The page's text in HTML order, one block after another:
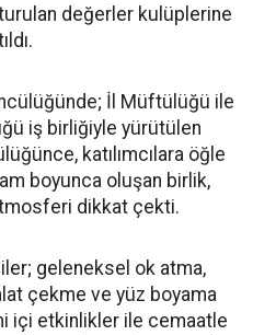
değerler kulüplerine
İl Müftülüğü ile
iş birliğiyle yürütülen
katılımcılara öğle
boyunca oluşan birlik,
dikkat çekti.
geleneksel ok atma,
çekme ve yüz boyama
içi etkinlikler ile cemaatle